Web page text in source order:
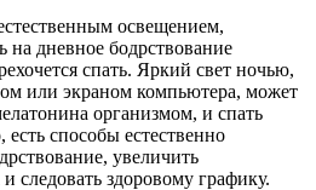
освещением,
дневное бодрствование
спать. Яркий свет ночью,
или экраном компьютера, может
организмом, и спать
есть способы естественно
увеличить
следовать здоровому графику.